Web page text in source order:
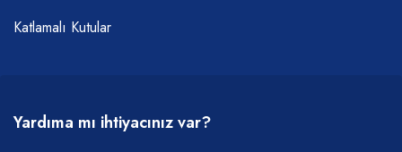
Katlamalı Kutular
Yardıma mı ihtiyacınız var?